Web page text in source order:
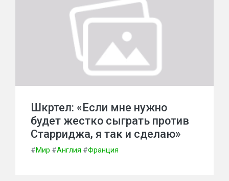
Шкртел: «Если мне нужно
будет жестко сыграть против
Старриджа, я так и сделаю»
#Мир #Англия #Франция